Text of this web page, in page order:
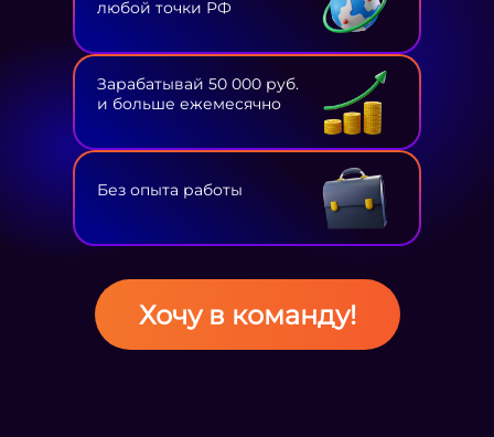
любой точки РФ
Зарабатывай 50 000 руб.
и больше ежемесячно
Без опыта работы
Хочу в команду!